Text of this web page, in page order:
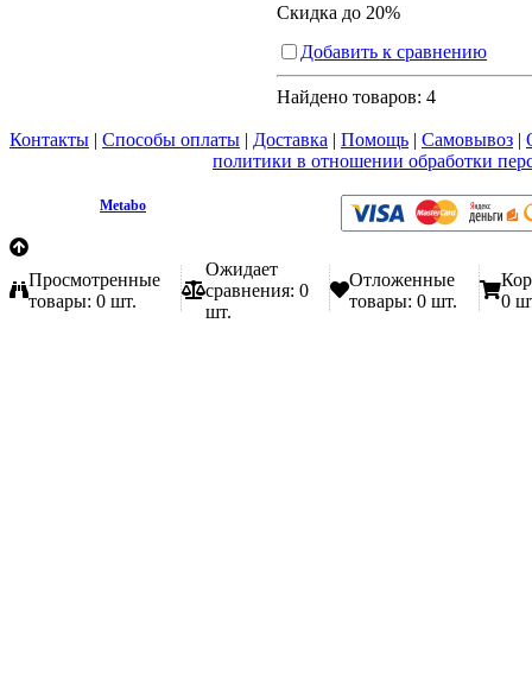
Скидка до 20%
Добавить к сравнению
Найдено товаров: 4
Контакты | Способы оплаты | Доставка | Помощь | Самовывоз |
политики в отношении обработки
Metabo
Просмотренные
товары: 0 шт.
Ожидает
сравнения: 0
шт.
Отложенные
товары: 0 шт.
0